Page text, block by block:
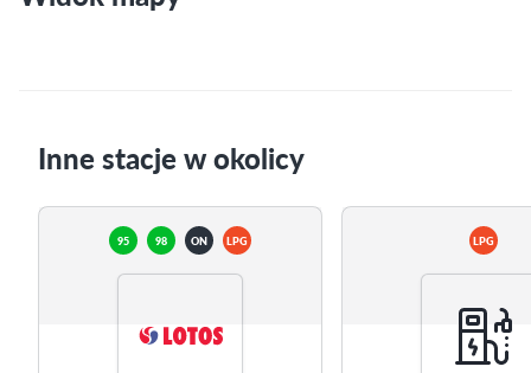
Inne stacje w okolicy
95 98 ON LPG LPG